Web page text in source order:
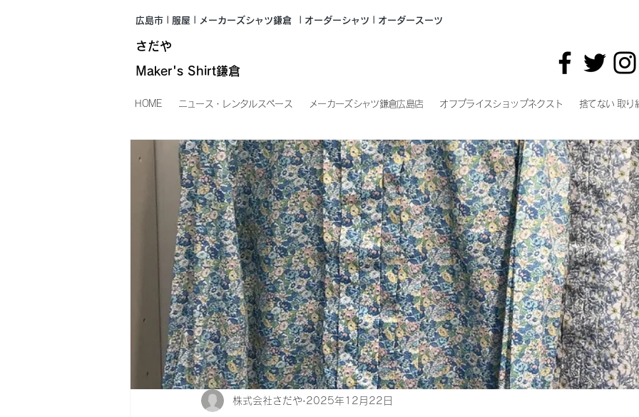
広島市 | 服屋 | メーカーズシャツ鎌倉 | オーダーシャツ | オーダースーツ
さだや
Maker's Shirt鎌倉
HOME ニュース・レンタルスペース メーカーズシャツ鎌倉広島店 オフプライスショップネクスト 捨てない 取り
株式会社さだや 2025年12月22日